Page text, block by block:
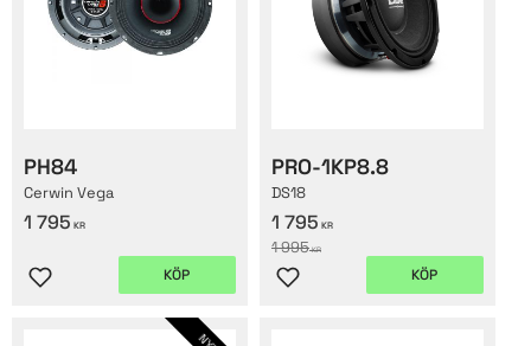
PH84
Cerwin Vega
1 795 KR
Lägg till i favoriter
KÖP
PRO-1KP8.8
DS18
1 795 KR
1 995KR
Lägg till i favoriter
KÖP